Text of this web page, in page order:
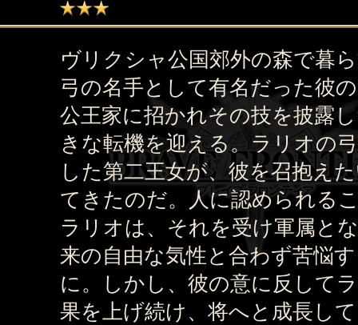
ヴリクシャ公国郊外の森で暮
弓の名手として有名だった彼
公王家に招かれその技を披露
きな転機を迎える。ラリオの
した第二王女が、彼を召抱え
てきたのだ。人に認められる
ラリオは、それを受け軍属と
来の自由な気性と合わず苦悩
に。しかし、彼の意に反して
果を上げ続け、将へと成長し